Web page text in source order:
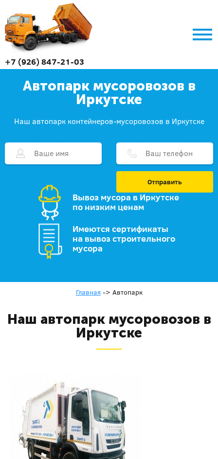
+7 (926) 847-21-03
Автопарк мусоровозов в
Иркутске
Наш автопарк контейнеров-мусоровозов в Иркутске
Отправить
Вывоз мусора в Иркутске
по низким ценам
Имеются сертификаты
на вывоз строительного
мусора
Главная -> Автопарк
Наш автопарк мусоровозов в
Иркутске